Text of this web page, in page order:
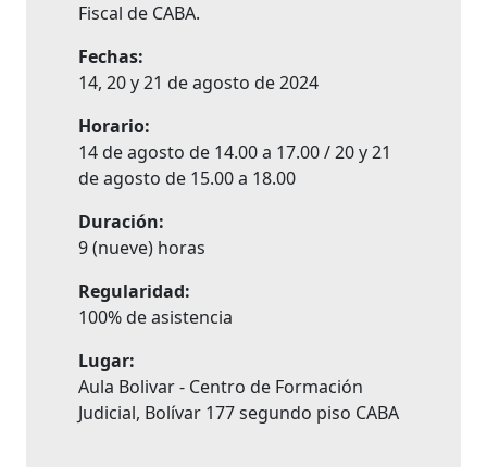
Fiscal de CABA.
Fechas:
14, 20 y 21 de agosto de 2024
Horario:
14 de agosto de 14.00 a 17.00 / 20 y 21
de agosto de 15.00 a 18.00
Duración:
9 (nueve) horas
Regularidad:
100% de asistencia
Lugar:
Aula Bolivar - Centro de Formación
Judicial, Bolívar 177 segundo piso CABA